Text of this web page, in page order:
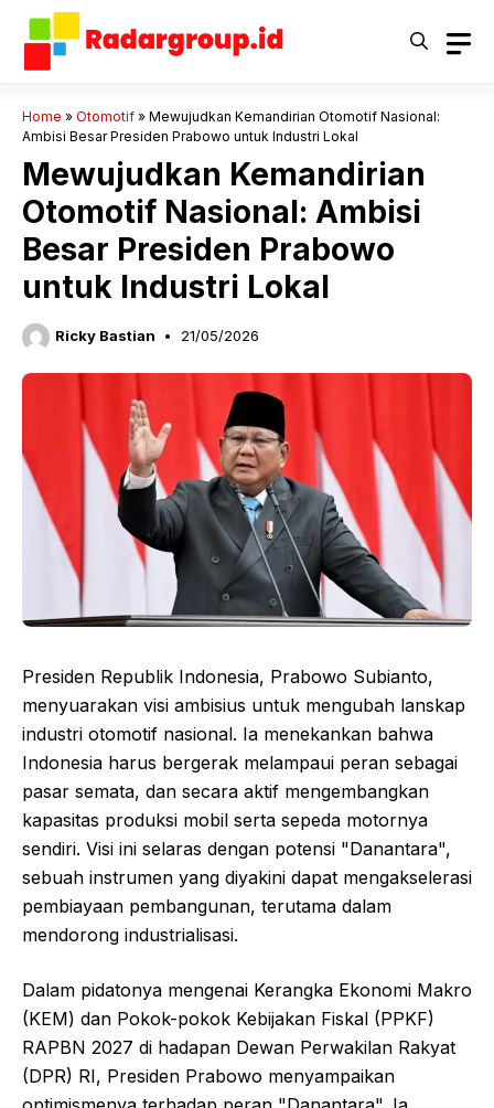
Langsung
Home » Otomotif » Mewujudkan Kemandirian Otomotif Nasional:
Ambisi Besar Presiden Prabowo untuk Industri Lokal
Mewujudkan Kemandirian
Otomotif Nasional: Ambisi
Besar Presiden Prabowo
untuk Industri Lokal
Ricky Bastian 21/05/2026
Presiden Republik Indonesia, Prabowo Subianto,
menyuarakan visi ambisius untuk mengubah lanskap
industri otomotif nasional. Ia menekankan bahwa
Indonesia harus bergerak melampaui peran sebagai
pasar semata, dan secara aktif mengembangkan
kapasitas produksi mobil serta sepeda motornya
sendiri. Visi ini selaras dengan potensi "Danantara",
sebuah instrumen yang diyakini dapat mengakselerasi
pembiayaan pembangunan, terutama dalam
mendorong industrialisasi.
Dalam pidatonya mengenai Kerangka Ekonomi Makro
(KEM) dan Pokok-pokok Kebijakan Fiskal (PPKF)
RAPBN 2027 di hadapan Dewan Perwakilan Rakyat
(DPR) RI, Presiden Prabowo menyampaikan